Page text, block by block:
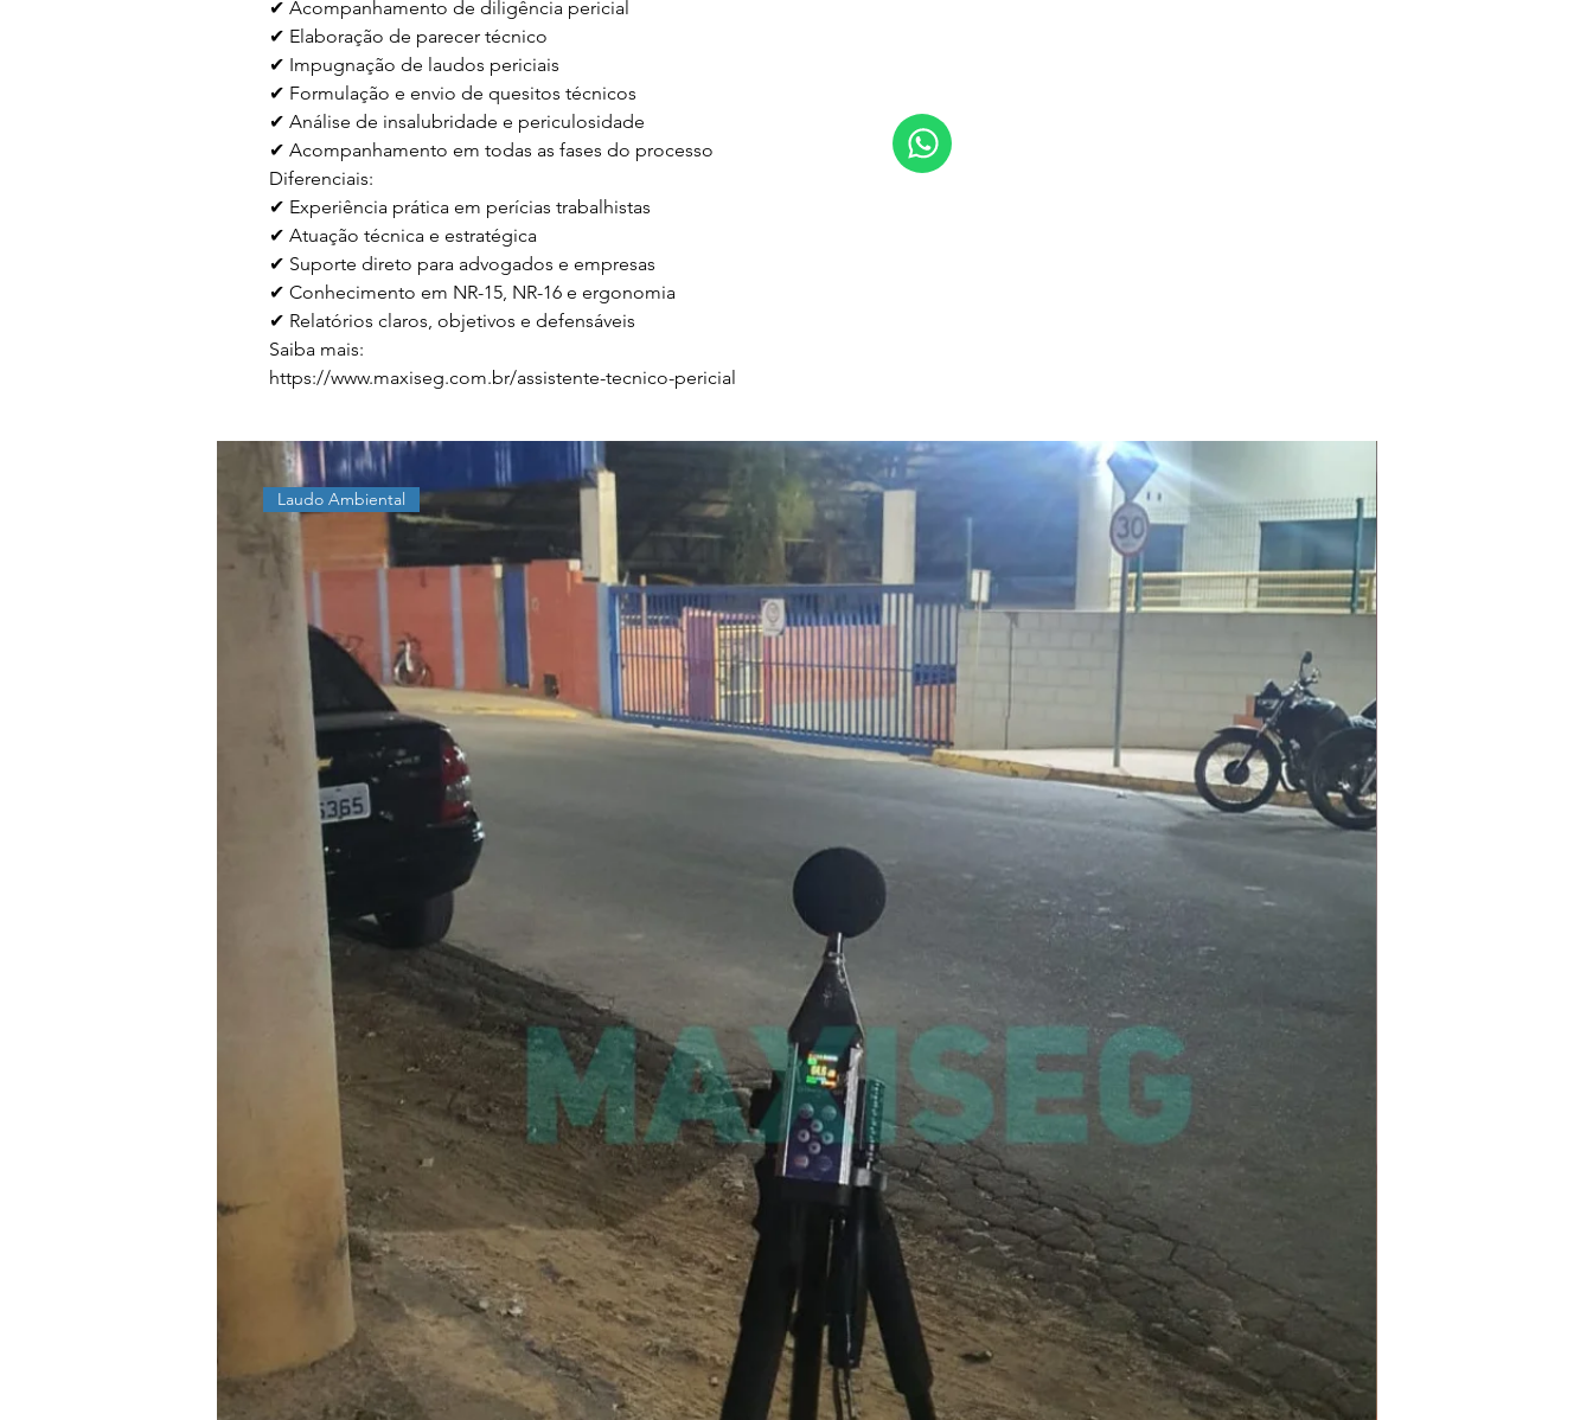
✔ Acompanhamento de diligência pericial
✔ Elaboração de parecer técnico
✔ Impugnação de laudos periciais
✔ Formulação e envio de quesitos técnicos
✔ Análise de insalubridade e periculosidade
✔ Acompanhamento em todas as fases do processo
Diferenciais:
✔ Experiência prática em perícias trabalhistas
✔ Atuação técnica e estratégica
✔ Suporte direto para advogados e empresas
✔ Conhecimento em NR-15, NR-16 e ergonomia
✔ Relatórios claros, objetivos e defensáveis
Saiba mais:
https://www.maxiseg.com.br/assistente-tecnico-pericial
Laudo Ambiental